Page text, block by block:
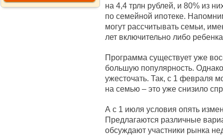
на 4,4 трлн рублей, и 80% из
по семейной ипотеке.
могут рассчитывать семьи,
лет включительно либо
Программа существует уже
большую популярность.
ужесточать. Так, с 1 февраля
на семью – это уже снизило
А с 1 июля условия опять
Предлагаются различные
обсуждают участники рынка